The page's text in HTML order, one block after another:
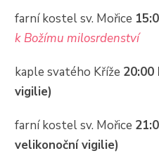
farní kostel sv. Mořice
k Božímu milosrdenství
kaple svatého Kříže 20:00
vigilie)
farní kostel sv. Mořice
velikonoční vigilie)